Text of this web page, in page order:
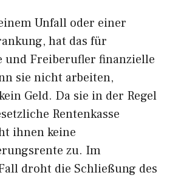
Unfall oder einer
hat das für
und Freiberufler finanzielle
sie nicht arbeiten,
Geld. Da sie in der Regel
Rentenkasse
ihnen keine
zu. Im
droht die Schließung des